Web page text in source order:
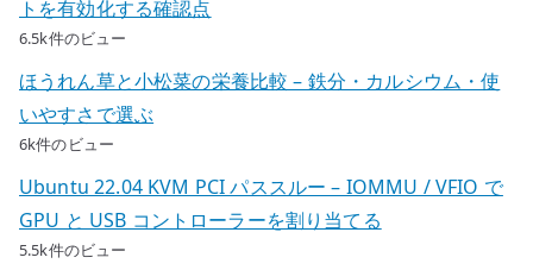
トを有効化する確認点
6.5k件のビュー
ほうれん草と小松菜の栄養比較 – 鉄分・カルシウム・使
いやすさで選ぶ
6k件のビュー
Ubuntu 22.04 KVM PCI パススルー – IOMMU / VFIO で
GPU と USB コントローラーを割り当てる
5.5k件のビュー